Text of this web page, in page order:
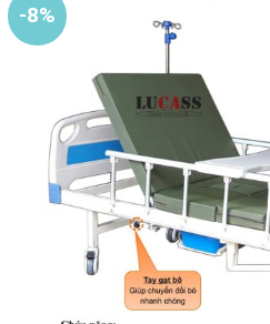
-8%